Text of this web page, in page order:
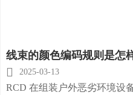
线束的颜色编码规则是怎
 2025-03-13
RCD 在组装户外恶劣环境设